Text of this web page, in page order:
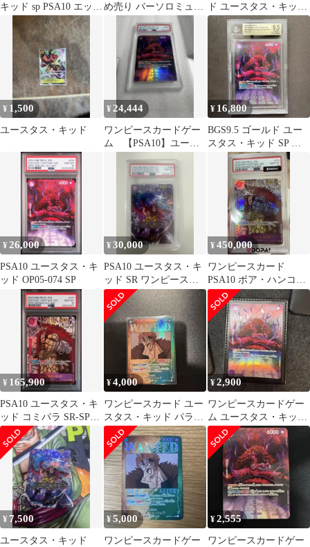
キッド sp PSA10 エッグ
め売り バーソロミュ
ー・くまSP しらほし
SRなど
ド ユースタス・キッド
SP EB04-039日本支社
¥ 1,500
ユースタス・キッド
¥ 24,444
ワンピースカードゲー
ム 【PSA10】ユース
タス・キッド OP05-074
¥ 16,800
BGS9.5 ゴールド ユー
スタス・キッド SP パ
ラレル sb151
¥26,000
PSA10 ユースタス・キ
ッド OP05-074 SP
¥30,000
PSA10 ユースタス・キ
ッド SR ワンピースカ
ード EB04-039
¥450,000
ワンピースカード
PSA10 ボア・ハンコッ
ク ユースタス・キッ
ド カイドウ
¥ 165,900
PSA10 ユースタス・キ
ッド コミパラ SR-SP
OP05-074 鑑定品
¥4,000
ワンピースカード ユー
スタス・キッド パラレ
ル
¥2,900
ワンピースカードゲー
ム ユースタス・キッド
SP OP05-074
¥ 7,500
ユースタス・キッド
¥5,000
ワンピースカードゲー
¥2,555
ワンピースカードゲー